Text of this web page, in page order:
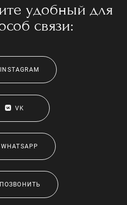
удобный для
связи:
INSTAGRAM
VK
WHATSAPP
ПОЗВОНИТЬ